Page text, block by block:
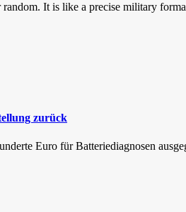
It is like a precise military
zurück
Euro für Batteriediagnosen